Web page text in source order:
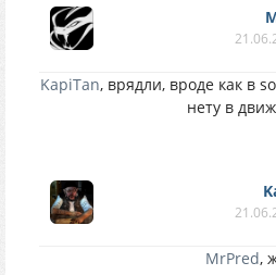
KapiTan, врядли, вроде как в
нету в
MrPred,